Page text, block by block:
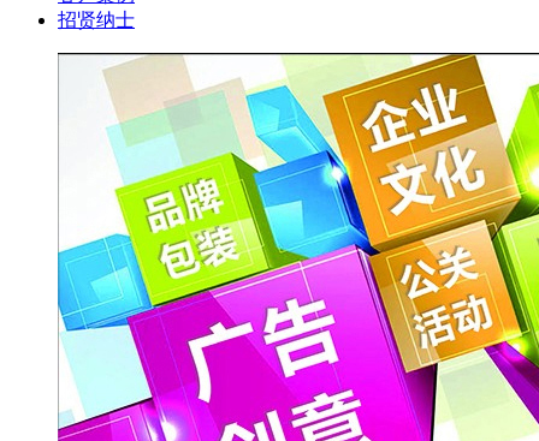
招贤纳士